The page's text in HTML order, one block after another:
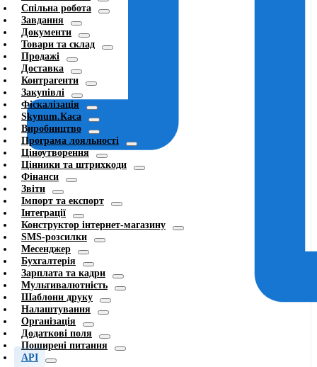
Спільна робота
Завдання
Документи
Товари та склад
Продажі
Доставка
Контрагенти
Закупівлі
Фіскалізація
Skynum.Каса
Виробництво
Програма лояльності
Ціноутворення
Цінники та штрихкоди
Фінанси
Звіти
Імпорт та експорт
Інтеграції
Конструктор інтернет-магазину
SMS-розсилки
Месенджер
Бухгалтерія
Зарплата та кадри
Мультивалютність
Шаблони друку
Налаштування
Організація
Додаткові поля
Поширені питання
API